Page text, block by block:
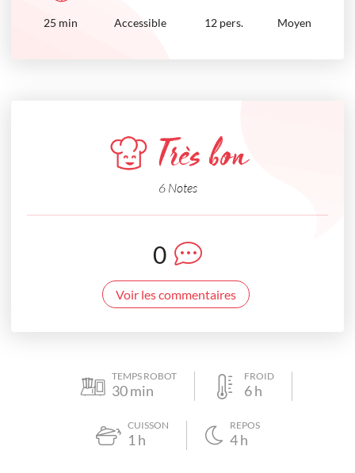
25 min Accessible 12 pers. Moyen
Très bon
6 Notes
0
Voir les commentaires
TEMPS ROBOT
30min
FROID
6h
CUISSON
1 h
REPOS
4h